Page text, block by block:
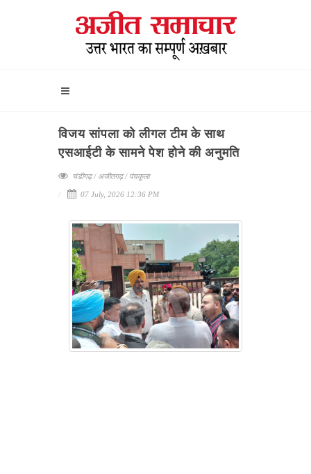
विजय सांपला को लीगल टीम के साथ
एसआईटी के सामने पेश होने की अनुमति
चंडीगढ़ / अजीतगढ़ / पंचकूला
07 July, 2026 12:36 PM